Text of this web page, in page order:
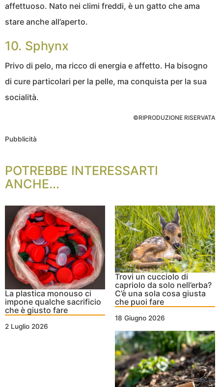
affettuoso. Nato nei climi freddi, è un gatto che ama
stare anche all’aperto.
10. Sphynx
Privo di pelo, ma ricco di energia e affetto. Ha bisogno
di cure particolari per la pelle, ma conquista per la sua
socialità.
©RIPRODUZIONE RISERVATA
Pubblicità
POTREBBE INTERESSARTI
ANCHE...
La plastica monouso ci
impone qualche sacrificio
che è giusto fare
2 Luglio 2026
Trovi un cucciolo di
capriolo da solo nell’erba?
C’è una sola cosa giusta
che puoi fare
18 Giugno 2026